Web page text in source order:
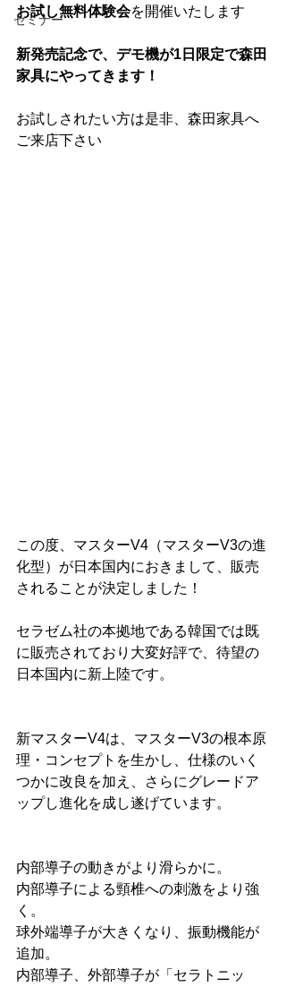
セミナー
お試し無料体験会を開催いたします
新発売記念で、デモ機が1日限定で森田
家具にやってきます！
お試しされたい方は是非、森田家具へ
ご来店下さい
この度、マスターV4（マスターV3の進
化型）が日本国内におきまして、販売
されることが決定しました！
セラゼム社の本拠地である韓国では既
に販売されており大変好評で、待望の
日本国内に新上陸です。
新マスターV4は、マスターV3の根本原
理・コンセプトを生かし、仕様のいく
つかに改良を加え、さらにグレードア
ップし進化を成し遂げています。
内部導子の動きがより滑らかに。
内部導子による頸椎への刺激をより強
く。
球外端導子が大きくなり、振動機能が
追加。
内部導子、外部導子が「セラトニッ